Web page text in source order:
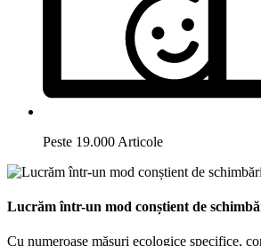
Peste 19.000 Articole
Lucrăm într-un mod conștient de
Cu numeroase măsuri ecologice specifice,